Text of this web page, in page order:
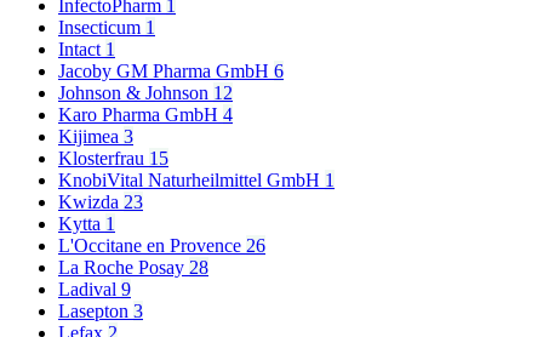
InfectoPharm 1
Insecticum 1
Intact 1
Jacoby GM Pharma GmbH 6
Johnson & Johnson 12
Karo Pharma GmbH 4
Kijimea 3
Klosterfrau 15
KnobiVital Naturheilmittel GmbH 1
Kwizda 23
Kytta 1
L'Occitane en Provence 26
La Roche Posay 28
Ladival 9
Lasepton 3